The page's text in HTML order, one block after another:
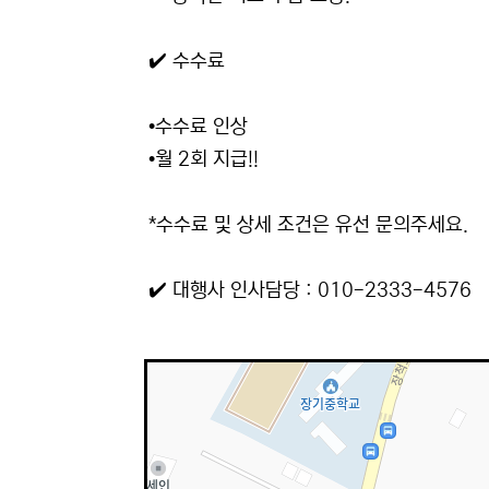
✔️ 수수료
•수수료 인상
•월 2회 지급!!
*수수료 및 상세 조건은 유선 문의주세요.
✔️ 대행사 인사담당 : 010-2333-4576